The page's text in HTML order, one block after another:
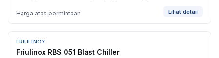
mengoptimalkan ruang counter yang sempit.
Harga atas permintaan Lihat detail
BARU
FRIULINOX
Friulinox RBS 051 Blast Chiller